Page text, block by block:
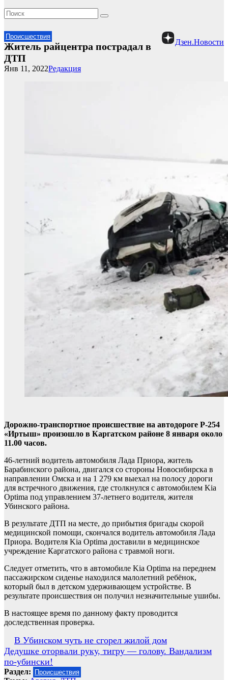
Происшествия
Дзен.Новости
Житель райцентра пострадал в
ДТП
Редакция
Янв 11, 2022
Дорожно-транспортное происшествие на автодороге Р-254
«Иртыш» произошло в Каргатском районе 8 января около
11.00 часов.
46-летний водитель автомобиля Лада Приора, житель
Барабинского района, двигался со стороны Новосибирска в
направлении Омска и на 1 279 км выехал на полосу дороги
для встречного движения, где столкнулся с автомобилем Kia
Optima под управлением 37-летнего водителя, жителя
Убинского района.
В результате ДТП на месте, до прибытия бригады скорой
медицинской помощи, скончался водитель автомобиля Лада
Приора. Водителя Kia Optima доставили в медицинское
учреждение Каргатского района с травмой ноги.
Следует отметить, что в автомобиле Kia Optima на переднем
пассажирском сиденье находился малолетний ребёнок,
который был в детском удерживающем устройстве. В
результате происшествия он получил незначительные ушибы.
В настоящее время по данному факту проводится
доследственная проверка.
Навигация
по
записям
В Убинском чуть не сгорел жилой дом
Дедушке оторвали руку, тигру — голову. Вандализм
по-убински!
Раздел: Происшествия